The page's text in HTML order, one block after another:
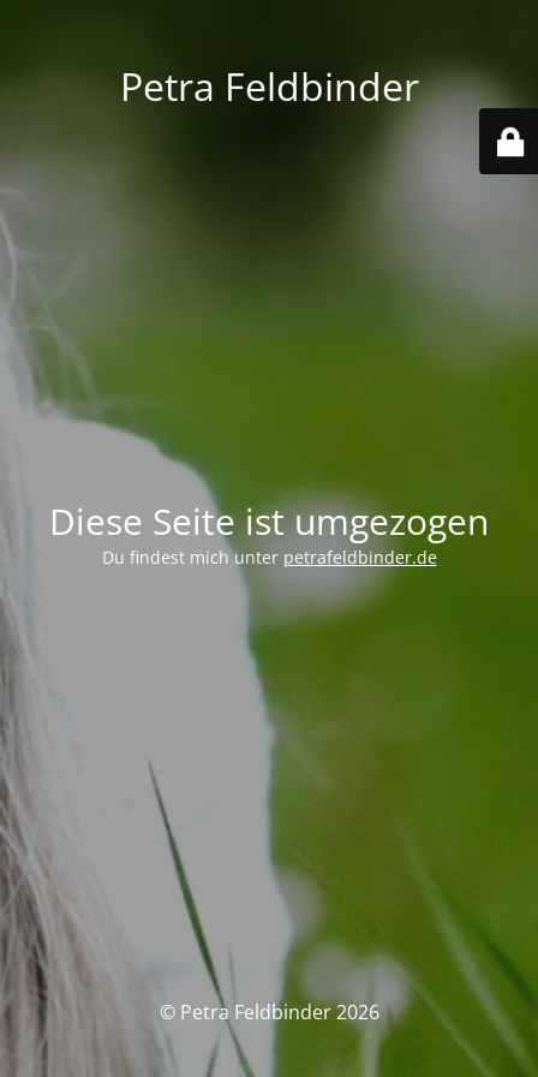
Petra Feldbinder
Diese Seite ist umgezogen
Du findest mich unter petrafeldbinder.de
© Petra Feldbinder 2026